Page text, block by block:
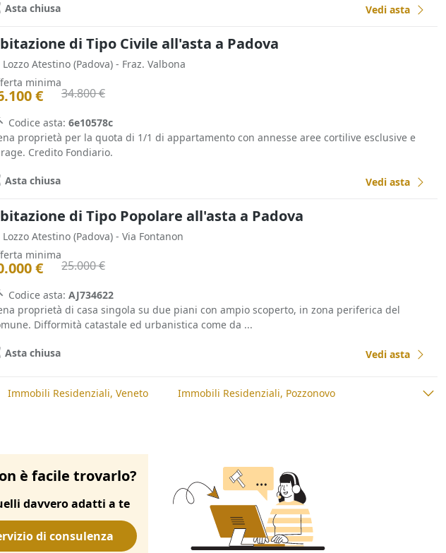
Asta chiusa Vedi asta
di Tipo Civile all'asta a Padova
Lozzo Atestino (Padova) - Fraz. Valbona
minima
€ 34.800 €
Codice asta: 6e10578c
proprietà per la quota di 1/1 di appartamento con annesse aree cortilive esclusive e
Credito Fondiario.
Asta chiusa Vedi asta
di Tipo Popolare all'asta a Padova
Lozzo Atestino (Padova) - Via Fontanon
minima
€ 25.000 €
Codice asta: AJ734622
proprietà di casa singola su due piani con ampio scoperto, in zona periferica del
Difformità catastale ed urbanistica come da ...
Asta chiusa Vedi asta
Immobili Residenziali, Veneto Immobili Residenziali, Pozzonovo
è facile trovarlo?
davvero adatti a te
di consulenza